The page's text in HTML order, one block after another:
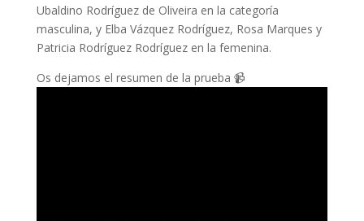
Ubaldino Rodríguez de Oliveira en la categoría
masculina, y Elba Vázquez Rodríguez, Rosa Marques y
Patricia Rodríguez Rodríguez en la femenina.
Os dejamos el resumen de la prueba 📹